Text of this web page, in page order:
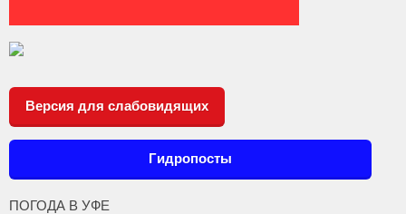
Версия для слабовидящих
Гидропосты
ПОГОДА В УФЕ